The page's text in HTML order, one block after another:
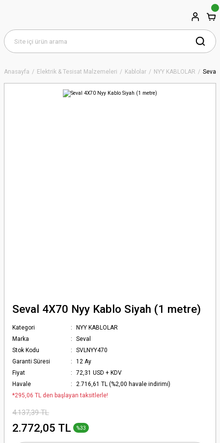
Anasayfa Elektrik & Tesisat Malzemeleri Kablolar NYY KABLOLAR Seval
Seval 4X70 Nyy Kablo Siyah (1 metre)
Kategori
NYY KABLOLAR
Marka
Seval
Stok Kodu
SVLNYY470
Garanti Süresi
12 Ay
Fiyat
72,31 USD + KDV
Havale
2.716,61 TL (%2,00 havale indirimi)
*295,06 TL den başlayan taksitlerle!
4.137,39 TL
2.772,05 TL %33